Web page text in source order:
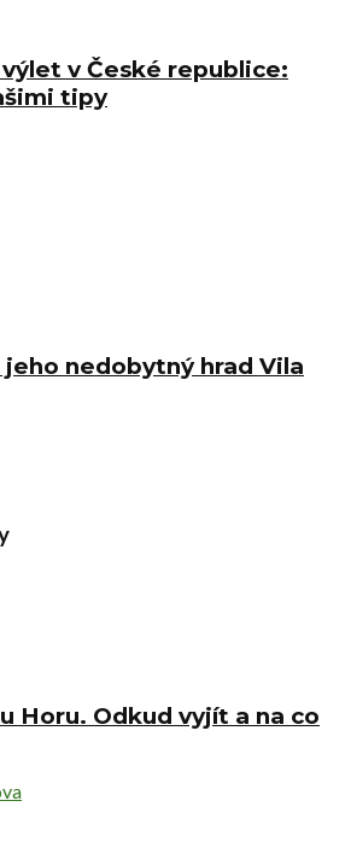
v České republice:
tipy
jeho nedobytný hrad Vila
Horu. Odkud vyjít a na co